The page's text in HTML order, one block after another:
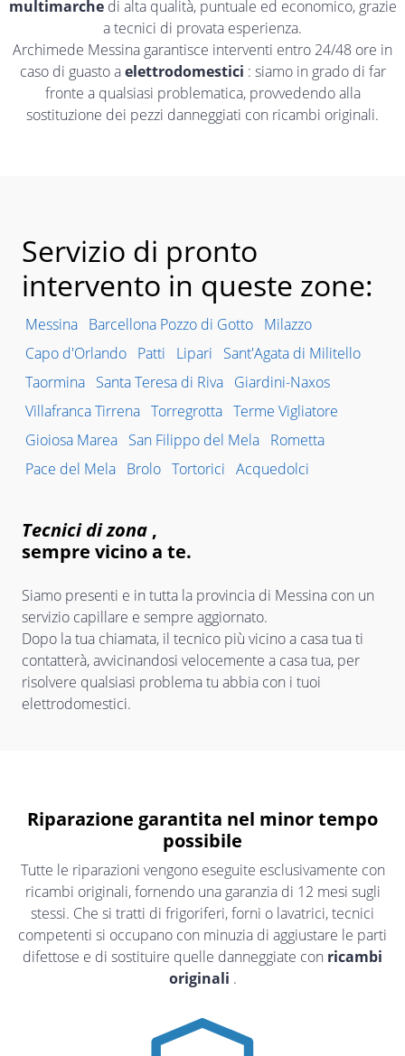
multimarche di alta qualità, puntuale ed economico, grazie
a tecnici di provata esperienza.
Archimede Messina garantisce interventi entro 24/48 ore in
caso di guasto aelettrodomestici : siamo in grado di far
fronte a qualsiasi problematica, provvedendo alla
sostituzione dei pezzi danneggiati con ricambi originali.
Servizio di pronto
intervento in queste zone:
Messina Barcellona Pozzo di Gotto Milazzo
Capo d'Orlando Patti Lipari
Sant'Agata di Militello
Taormina Santa Teresa di Riva Giardini-Naxos
Villafranca Tirrena Torregrotta Terme Vigliatore
Gioiosa Marea San Filippo del Mela Rometta
Pace del Mela Brolo Tortorici Acquedolci
Tecnici di zona ,
sempre vicino a te.
Siamo presenti e in tutta la provincia di Messina con un
servizio capillare e sempre aggiornato.
Dopo la tua chiamata, il tecnico più vicino a casa tua ti
contatterà, avvicinandosi velocemente a casa tua, per
risolvere qualsiasi problema tu abbia con i tuoi
elettrodomestici.
Riparazione garantita nel minor tempo
possibile
Tutte le riparazioni vengono eseguite esclusivamente con
ricambi originali, fornendo una garanzia di 12 mesi sugli
stessi. Che si tratti di frigoriferi, forni o lavatrici, tecnici
competenti si occupano con minuzia di aggiustare le parti
difettose e di sostituire quelle danneggiate con ricambi
originali .